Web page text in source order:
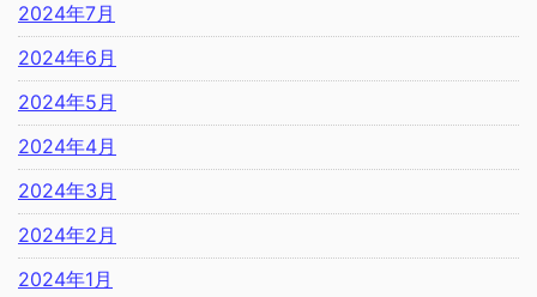
2024年7月
2024年6月
2024年5月
2024年4月
2024年3月
2024年2月
2024年1月